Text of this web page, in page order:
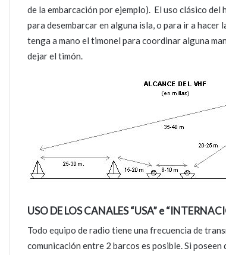
de la embarcación por ejemplo). El uso clásico
para desembarcar en alguna isla, o para ir a
tenga a mano el timonel para coordinar alguna
dejar el timón.
USO DE LOS CANALES “USA” e
Todo equipo de radio tiene una frecuencia de
comunicación entre 2 barcos es posible. Si